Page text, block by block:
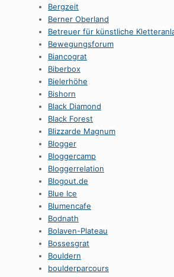
Bergzeit
Berner Oberland
Betreuer für künstliche
Bewegungsforum
Biancograt
Biberbox
Bielerhöhe
Bishorn
Black Diamond
Black Forest
Blizzarde Magnum
Blogger
Bloggercamp
Bloggerrelation
Blogout.de
Blue Ice
Blumencafe
Bodnath
Bolaven-Plateau
Bossesgrat
Bouldern
boulderparcours